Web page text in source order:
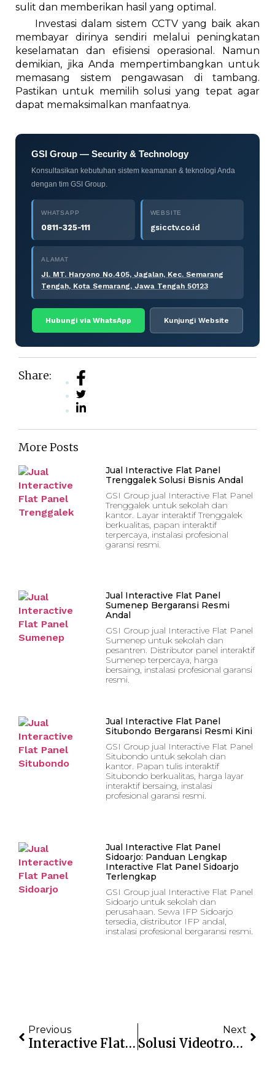
sulit dan memberikan hasil yang optimal.
Investasi dalam sistem CCTV yang baik akan
membayar dirinya sendiri melalui peningkatan
keselamatan dan efisiensi operasional. Namun
demikian, jika Anda mempertimbangkan untuk
memasang sistem pengawasan di tambang.
Pastikan untuk memilih solusi yang tepat agar
dapat memaksimalkan manfaatnya.
GSI Group — Security & Technology
Konsultasikan kebutuhan sistem keamanan & teknologi Anda
dengan tim GSI Group.
WHATSAPP
0811-325-111
WEBSITE
gsicctv.co.id
ALAMAT
Jl. MT. Haryono No.405, Jagalan, Kec. Semarang
Tengah, Kota Semarang, Jawa Tengah 50123
Hubungi via WhatsApp Kunjungi Website
Share:
More Posts
Jual Interactive Flat Panel
Trenggalek Solusi Bisnis Andal
GSI Group jual Interactive Flat Panel
Trenggalek untuk sekolah dan
kantor. Layar interaktif Trenggalek
berkualitas, papan interaktif
terpercaya, instalasi profesional
garansi resmi.
Jual Interactive Flat Panel
Sumenep Bergaransi Resmi
Andal
GSI Group jual Interactive Flat Panel
Sumenep untuk sekolah dan
pesantren. Distributor panel interaktif
Sumenep terpercaya, harga
bersaing, instalasi profesional garansi
resmi.
Jual Interactive Flat Panel
Situbondo Bergaransi Resmi Kini
GSI Group jual Interactive Flat Panel
Situbondo untuk sekolah dan
kantor. Papan tulis interaktif
Situbondo berkualitas, harga layar
interaktif bersaing, instalasi
profesional garansi resmi.
Jual Interactive Flat Panel
Sidoarjo: Panduan Lengkap
Interactive Flat Panel Sidoarjo
Terlengkap
GSI Group jual Interactive Flat Panel
Sidoarjo untuk sekolah dan
perusahaan. Sewa IFP Sidoarjo
tersedia, distributor IFP andal,
instalasi profesional bergaransi resmi.
Previous
Interactive Flat Panel Temanggung: Solusi Presentasi Modern
Next
Solusi Videotron Panggung Untuk Event Skala Besar Yang Lebih